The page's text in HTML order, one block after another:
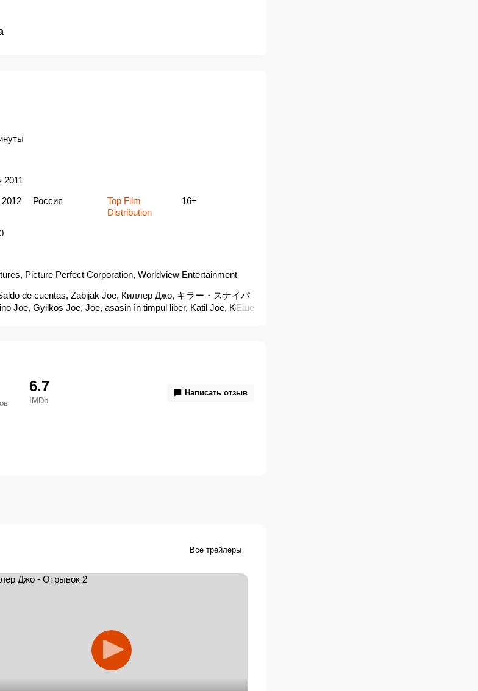
2011
2012 Россия
Top Film
Distribution
16+
Picture Perfect Corporation, Worldview Entertainment
de cuentas, Zabijak Joe, Киллер Джо, キラー・スナイパ
Joe, Gyilkos Joe, Joe, asasin în timpul liber, Katil Joe, KẻЕще
6.7
IMDb
Написать отзыв
Все трейлеры